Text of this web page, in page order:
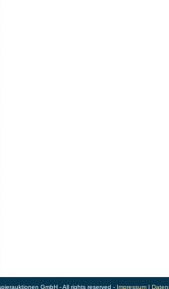
GmbH - All rights reserved - Impressum|